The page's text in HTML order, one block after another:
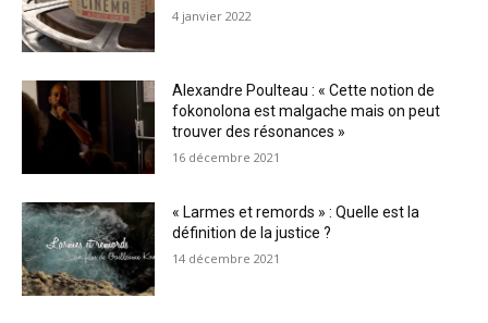
4 janvier 2022
Alexandre Poulteau : « Cette notion de
fokonolona est malgache mais on peut
trouver des résonances »
16 décembre 2021
« Larmes et remords » : Quelle est la
définition de la justice ?
14 décembre 2021